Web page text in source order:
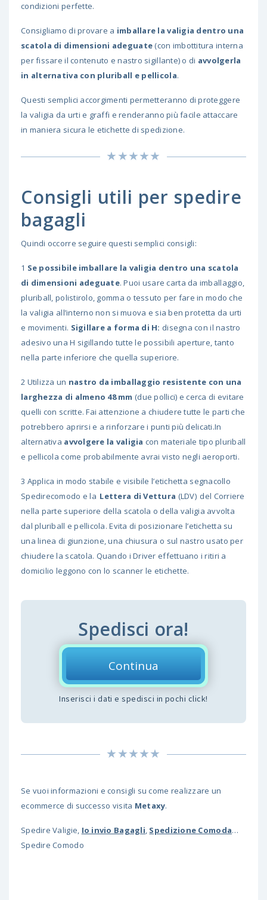
condizioni perfette.
Consigliamo di provare a imballare la valigia dentro una
scatola di dimensioni adeguate (con imbottitura interna
per fissare il contenuto e nastro sigillante) o di avvolgerla
in alternativa con pluriball e pellicola.
Questi semplici accorgimenti permetteranno di proteggere
la valigia da urti e graffi e renderanno più facile attaccare
in maniera sicura le etichette di spedizione.
Consigli utili per spedire
bagagli
Quindi occorre seguire questi semplici consigli:
1 Se possibile imballare la valigia dentro una scatola
di dimensioni adeguate. Puoi usare carta da imballaggio,
pluriball, polistirolo, gomma o tessuto per fare in modo che
la valigia all’interno non si muova e sia ben protetta da urti
e movimenti. Sigillare a forma di H: disegna con il nastro
adesivo una H sigillando tutte le possibili aperture, tanto
nella parte inferiore che quella superiore.
2 Utilizza un nastro da imballaggio resistente con una
larghezza di almeno 48 mm (due pollici) e cerca di evitare
quelli con scritte. Fai attenzione a chiudere tutte le parti che
potrebbero aprirsi e a rinforzare i punti più delicati.In
alternativa avvolgere la valigia con materiale tipo pluriball
e pellicola come probabilmente avrai visto negli aeroporti.
3 Applica in modo stabile e visibile l’etichetta segnacollo
Spedirecomodo e la Lettera di Vettura (LDV) del Corriere
nella parte superiore della scatola o della valigia avvolta
dal pluriball e pellicola. Evita di posizionare l’etichetta su
una linea di giunzione, una chiusura o sul nastro usato per
chiudere la scatola. Quando i Driver effettuano i ritiri a
domicilio leggono con lo scanner le etichette.
Spedisci ora!
Continua
Inserisci i dati e spedisci in pochi click!
Se vuoi informazioni e consigli su come realizzare un
ecommerce di successo visita Metaxy.
Spedire Valigie, Io invio Bagagli, Spedizione Comoda…
Spedire Comodo